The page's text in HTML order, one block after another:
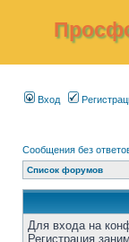
Вход
Сообщения без
Список форумов
Для входа на
Регистрация